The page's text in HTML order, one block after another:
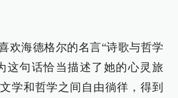
欢海德格尔的名言“诗歌与哲学
这句话恰当描述了她的心灵旅
学和哲学之间自由徜徉，得到